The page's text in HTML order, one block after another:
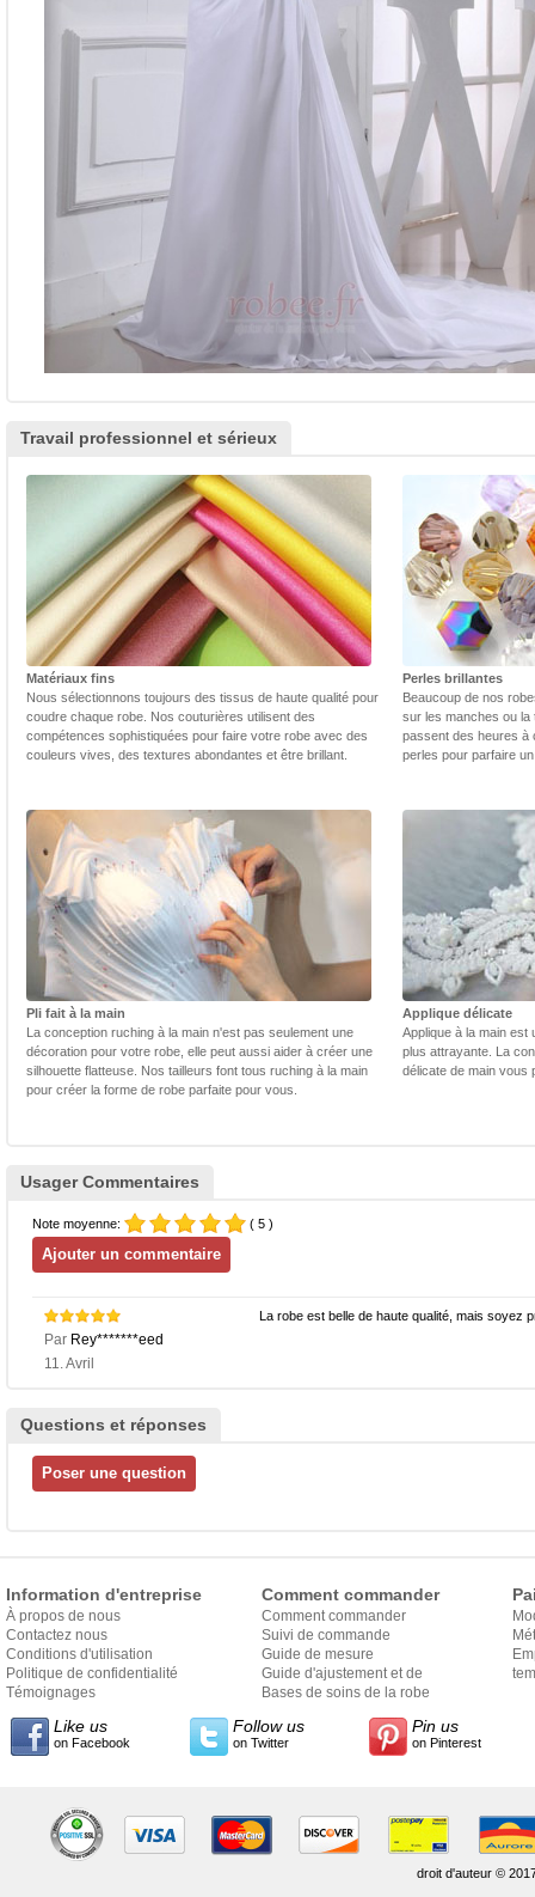
Travail professionnel et sérieux
Matériaux fins
Nous sélectionnons toujours des tissus de haute qualité pour
coudre chaque robe. Nos couturières utilisent des
compétences sophistiquées pour faire votre robe avec des
couleurs vives, des textures abondantes et être brillant.
Perles brillantes
Beaucoup de nos
sur les manches ou la
passent des heures à
perles pour parfaire
Pli fait à la main
La conception ruching à la main n'est pas seulement une
décoration pour votre robe, elle peut aussi aider à créer une
silhouette flatteuse. Nos tailleurs font tous ruching à la main
pour créer la forme de robe parfaite pour vous.
Applique délicate
Applique à la main est
plus attrayante. La
délicate de main vous
Usager Commentaires
Note moyenne: ( 5 )
Par Rey*******eed
11. Avril
La robe est belle de haute qualité, mais soyez
Questions et réponses
Information d'entreprise
À propos de nous
Contactez nous
Conditions d'utilisation
Politique de confidentialité
Témoignages
Comment commander
Comment commander
Suivi de commande
Guide de mesure
Guide d'ajustement et de
style
Bases de soins de la robe
Like us
on Facebook
Follow us
on Twitter
Pin us
on Pinterest
droit d'auteur ©